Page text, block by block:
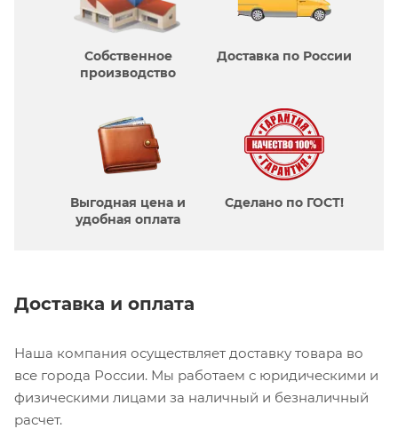
Собственное
производcтво
Доставка по России
Выгодная цена и
удобная оплата
Сделано по ГОСТ!
Доставка и оплата
Наша компания осуществляет доставку товара во
все города России. Мы работаем с юридическими и
физическими лицами за наличный и безналичный
расчет.